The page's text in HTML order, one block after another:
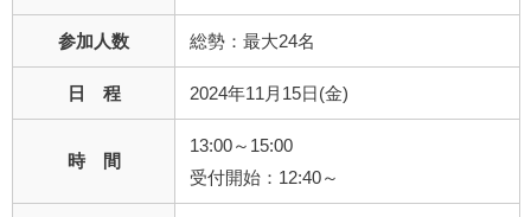
参加人数 総勢：最大24名
日 程 2024年11月15日(金)
時 間
13:00～15:00
受付開始：12:40～